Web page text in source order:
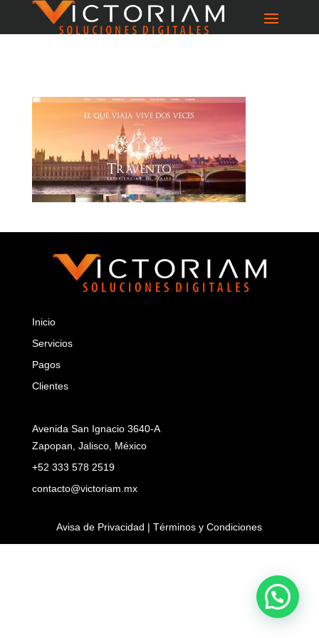
Inicio
Servicios
Pagos
Clientes
Avenida San Ignacio 3640-A
Zapopan, Jalisco, México
+52 333 578 2519
contacto@victoriam.mx
Avisa de Privacidad | Términos y Condiciones